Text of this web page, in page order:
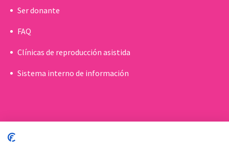
Ser donante
FAQ
Clínicas de reproducción asistida
Sistema interno de información